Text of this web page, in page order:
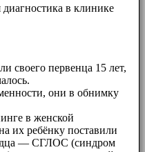
в клинике
своего первенца 15 лет,
они в обнимку
в женской
их ребёнку поставили
— СГЛОС (синдром